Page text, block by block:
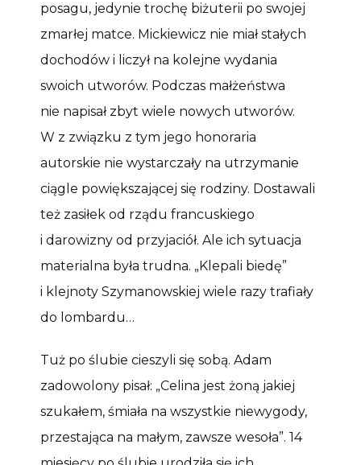
posagu, jedynie trochę biżuterii po swojej
zmarłej matce. Mickiewicz nie miał stałych
dochodów i liczył na kolejne wydania
swoich utworów. Podczas małżeństwa
nie napisał zbyt wiele nowych utworów.
W z związku z tym jego honoraria
autorskie nie wystarczały na utrzymanie
ciągle powiększającej się rodziny. Dostawali
też zasiłek od rządu francuskiego
i darowizny od przyjaciół. Ale ich sytuacja
materialna była trudna. „Klepali biedę”
i klejnoty Szymanowskiej wiele razy trafiały
do lombardu…
Tuż po ślubie cieszyli się sobą. Adam
zadowolony pisał: „Celina jest żoną jakiej
szukałem, śmiała na wszystkie niewygody,
przestająca na małym, zawsze wesoła”. 14